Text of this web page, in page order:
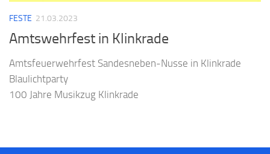
FESTE 21.03.2023
Amtswehrfest in Klinkrade
Amtsfeuerwehrfest Sandesneben-Nusse in Klinkrade
Blaulichtparty
100 Jahre Musikzug Klinkrade